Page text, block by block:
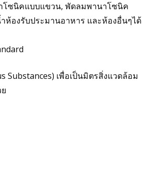
าโซนิคแบบแขวน, พัดลมพานาโซนิค
องรับประมานอาหาร และห้องอื่นๆได้
Substances) เพื่อเป็นมิตรสิ่งแวดล้อม